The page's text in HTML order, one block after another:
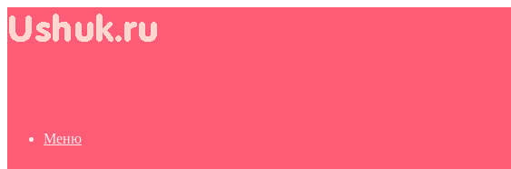
Меню